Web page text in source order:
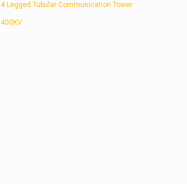
4 Legged Tubular Communication Tower
400KV